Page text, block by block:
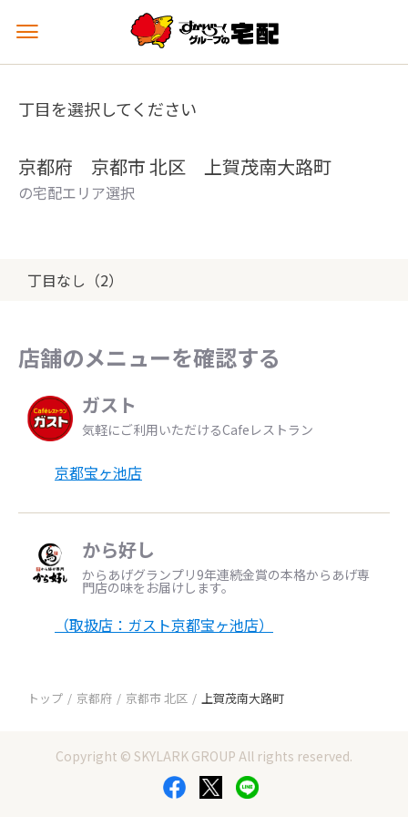
メ
ュ
を
丁目を選択してください
京都府 京都市 北区 上賀茂南大路町
の宅配エリア選択
丁目なし（2）
店舗のメニューを確認する
ガスト
気軽にご利用いただけるCafeレストラン
京都宝ヶ池店
から好し
からあげグランプリ9年連続金賞の本格からあげ専
門店の味をお届けします。
（取扱店：ガスト京都宝ヶ池店）
トップ 京都府 京都市 北区 上賀茂南大路町
Copyright © SKYLARK GROUP All rights reserved.